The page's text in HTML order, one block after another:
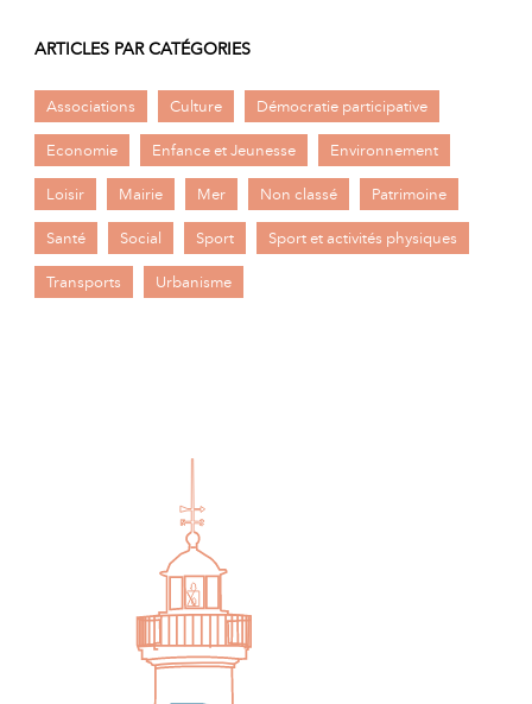
ARTICLES PAR CATÉGORIES
Associations Culture Démocratie participative
Economie Enfance et Jeunesse Environnement
Loisir Mairie Mer Non classé Patrimoine
Santé Social Sport Sport et activités physiques
Transports Urbanisme